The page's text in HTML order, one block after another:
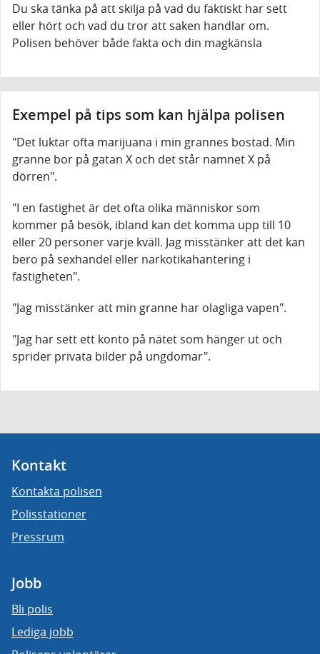
Du ska tänka på att skilja på vad du faktiskt har sett
eller hört och vad du tror att saken handlar om.
Polisen behöver både fakta och din magkänsla
Exempel på tips som kan hjälpa polisen
"Det luktar ofta marijuana i min grannes bostad. Min
granne bor på gatan X och det står namnet X på
dörren".
"I en fastighet är det ofta olika människor som
kommer på besök, ibland kan det komma upp till 10
eller 20 personer varje kväll. Jag misstänker att det kan
bero på sexhandel eller narkotikahantering i
fastigheten".
"Jag misstänker att min granne har olagliga vapen".
"Jag har sett ett konto på nätet som hänger ut och
sprider privata bilder på ungdomar".
Kontakt
Kontakta polisen
Polisstationer
Pressrum
Jobb
Bli polis
Lediga jobb